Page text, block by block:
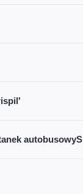
autobusowyS